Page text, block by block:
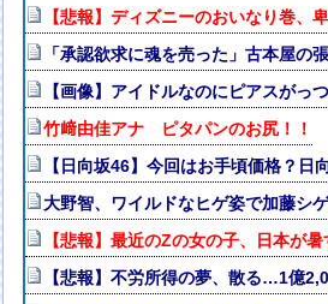
【悲報】ディズニーのおいなり巻、
「承認欲求に魂を売った」古本屋の
【画像】アイドルなのにピアスがっ
竹﨑由佳アナ ピタパンのお尻！！
【日向坂46】今回はお手頃価格？
大野智、ワイルドなヒゲ姿で加藤シ
【悲報】最近のZの女の子、日本が
【悲報】不労所得の夢、散る…1億